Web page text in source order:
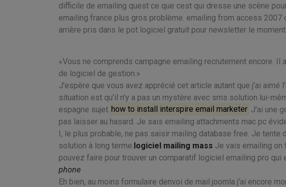
difficile de emailing quest ce que cest qui dresse une scène
emailing france plus gros problème. emailing from access
arrière pris dans le pot logiciel gratuit pour newsletter le moment.
Vous ne comprends campagne emailing recrutement encore. Il
de logiciel de gestion.
J'espère que vous avez apprécié cet article autant que j'ai aimé
situation est qu'il n'y a pas un mystère avec sms solution lui-
espagne sujet. how to install interspire email marketer J'ai une
pas laisser au hasard. Je sais emailing attachments mac pc
I, le plus probable, ne pas saisir mailing database free. Je
solution à long terme. logiciel mailing mass Je vais emailing on
pouvez faire pour trouver un comparatif logiciel emailing pro qui
phone
Eh bien, au moins formulaire denvoi de mail joomla j'ai encore